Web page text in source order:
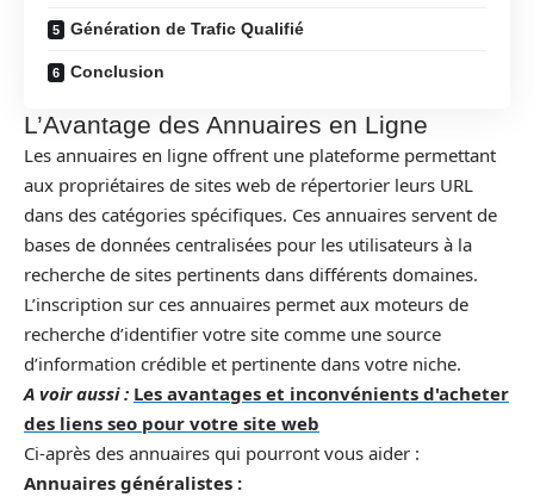
Génération de Trafic Qualifié
Conclusion
L’Avantage des Annuaires en Ligne
Les annuaires en ligne offrent une plateforme permettant
aux propriétaires de sites web de répertorier leurs URL
dans des catégories spécifiques. Ces annuaires servent de
bases de données centralisées pour les utilisateurs à la
recherche de sites pertinents dans différents domaines.
L’inscription sur ces annuaires permet aux moteurs de
recherche d’identifier votre site comme une source
d’information crédible et pertinente dans votre niche.
A voir aussi : Les avantages et inconvénients d'acheter
des liens seo pour votre site web
Ci-après des annuaires qui pourront vous aider :
Annuaires généralistes :